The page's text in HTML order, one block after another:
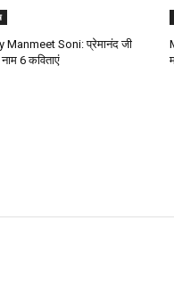
Manmeet Soni: प्रेमानंद जी
6 कविताएं